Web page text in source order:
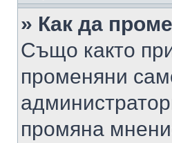
» Как да
Също както
променяни
промяна